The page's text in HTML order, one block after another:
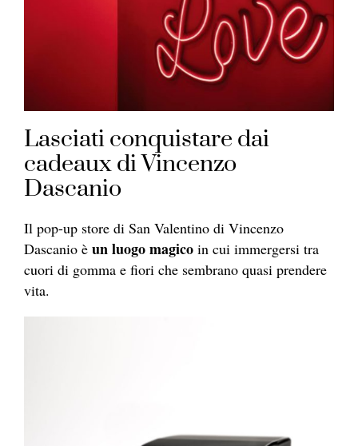
Lasciati conquistare dai
cadeaux di Vincenzo
Dascanio
Il pop-up store di San Valentino di Vincenzo
Dascanio è un luogo magico in cui immergersi tra
cuori di gomma e fiori che sembrano quasi prendere
vita.